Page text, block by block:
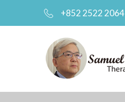
+852 2522 2064